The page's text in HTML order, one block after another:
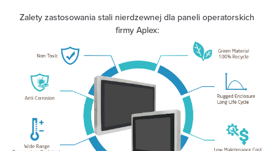
Zalety zastosowania stali nierdzewnej dla paneli operatorskich
firmy Aplex: